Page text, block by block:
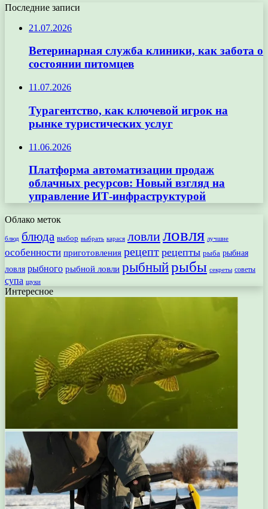
Последние записи
21.07.2026
Ветеринарная служба клиники, как забота о
состоянии питомцев
11.07.2026
Турагентство, как ключевой игрок на
рынке туристических услуг
11.06.2026
Платформа автоматизации продаж
облачных ресурсов: Новый взгляд на
управление ИТ-инфраструктурой
Облако меток
блюд блюда выбор выбрать карася ловлиловля лучшие
особенности приготовления рецепт рецепты рыба рыбная
ловля рыбного рыбной ловли рыбныйрыбы секреты советы
супа щуки
Интересное